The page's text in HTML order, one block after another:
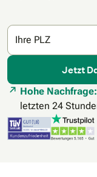
Ihre PLZ
Jetzt
Hohe
letzten 24